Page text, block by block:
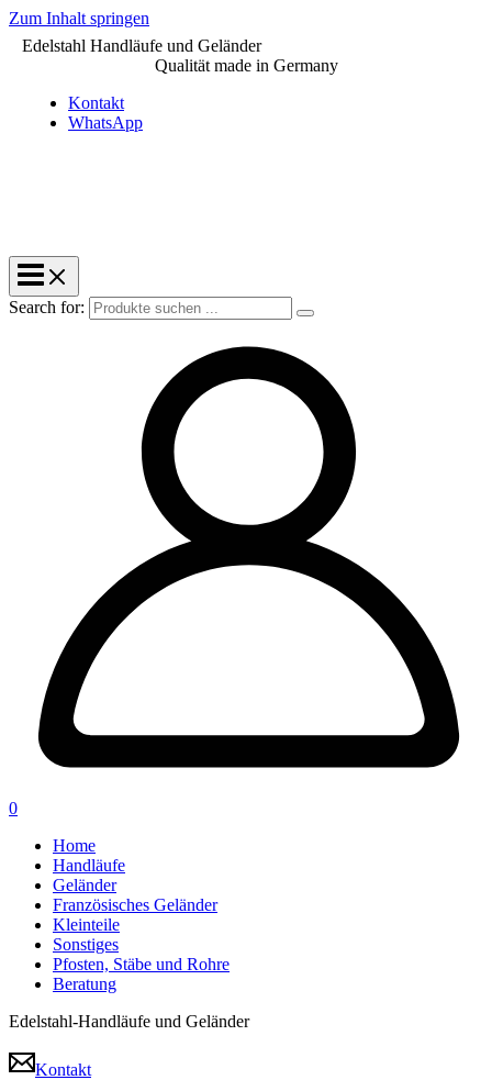
Zum Inhalt springen
Edelstahl Handläufe und Geländer
Qualität made in Germany
Kontakt
WhatsApp
Search for:
0
Home
Handläufe
Geländer
Französisches Geländer
Kleinteile
Sonstiges
Pfosten, Stäbe und Rohre
Beratung
Edelstahl-Handläufe und Geländer
Kontakt